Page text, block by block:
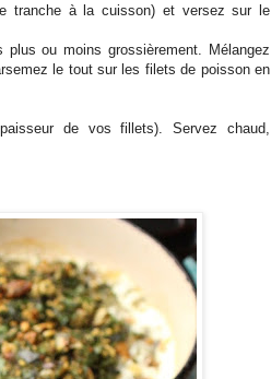
tranche à la cuisson) et versez sur le
ou moins grossièrement. Mélangez
le tout sur les filets de poisson en
de vos fillets). Servez chaud,